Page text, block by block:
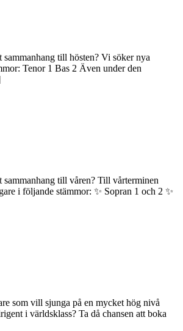
till hösten? Vi söker nya
Tenor 1 Bas 2 Även under den
till våren? Till vårterminen
i följande stämmor: ✨ Sopran 1 och 2 ✨
som vill sjunga på en mycket hög nivå
i världsklass? Ta då chansen att boka